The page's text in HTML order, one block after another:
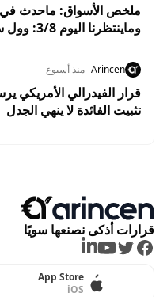
ملخص الأسواق: ماحدث في
Arincen منذ أسبوع
قرار الفيدرالي الأمريكي
تثبيت الفائدة لا ينهي الجدل
قرارات أذكى نصنعها سويًا
Facebook
Twitter
Youtube
LinkedIn
App Store
iOS